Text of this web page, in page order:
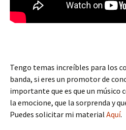
Tengo temas increíbles para los
banda, si eres un promotor de
importante que es que un músico
la emocione, que la sorprenda y
Puedes solicitar mi material Aquí.